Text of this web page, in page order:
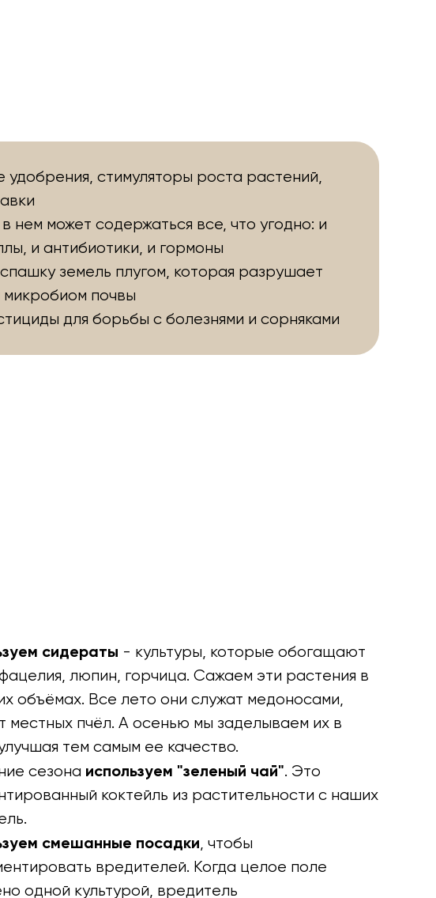
удобрения, стимуляторы роста растений,
нем может содержаться все, что угодно: и
и антибиотики, и гормоны
земель плугом, которая разрушает
микробиом почвы
для борьбы с болезнями и сорняками
сидераты - культуры, которые обогащают
люпин, горчица. Сажаем эти растения в
объёмах. Все лето они служат медоносами,
местных пчёл. А осенью мы заделываем их в
тем самым ее качество.
сезона используем "зеленый чай". Это
коктейль из растительности с наших
смешанные посадки, чтобы
вредителей. Когда целое поле
одной культурой, вредитель